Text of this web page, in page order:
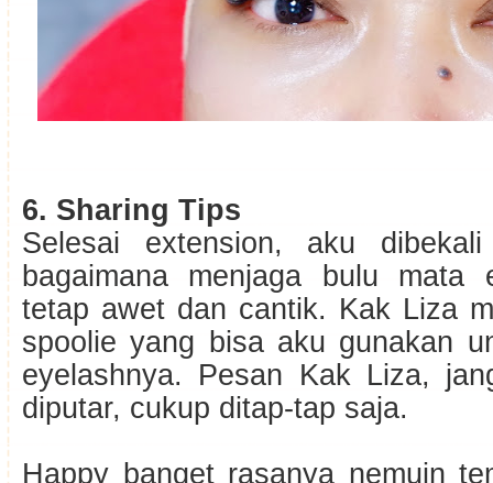
6. Sharing Tips
Selesai extension, aku
bagaimana menjaga bulu mata
tetap awet dan cantik. Kak Liza
spoolie yang bisa aku gunakan
eyelashnya. Pesan Kak Liza,
diputar, cukup ditap-tap saja.
Happy banget rasanya nemuin